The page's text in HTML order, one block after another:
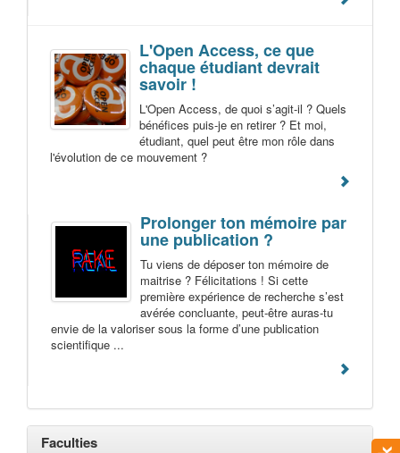
L'Open Access, ce que
chaque étudiant devrait
savoir !
L'Open Access, de quoi s’agit-il ? Quels
bénéfices puis-je en retirer ? Et moi,
étudiant, quel peut être mon rôle dans
l'évolution de ce mouvement ?
Prolonger ton mémoire par
une publication ?
Tu viens de déposer ton mémoire de
maitrise ? Félicitations ! Si cette
première expérience de recherche s’est
avérée concluante, peut-être auras-tu
envie de la valoriser sous la forme d’une publication
scientifique ...
Faculties